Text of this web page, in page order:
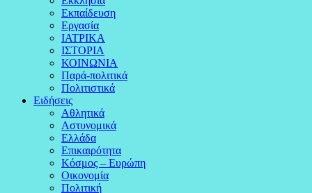
Εκπαίδευση
Εργασία
ΙΑΤΡΙΚΑ
ΙΣΤΟΡΙΑ
ΚΟΙΝΩΝΙΑ
Παρά-πολιτικά
Πολιτιστικά
Ειδήσεις
Αθλητικά
Αστυνομικά
Ελλάδα
Επικαιρότητα
Κόσμος – Ευρώπη
Οικονομία
Πολιτική